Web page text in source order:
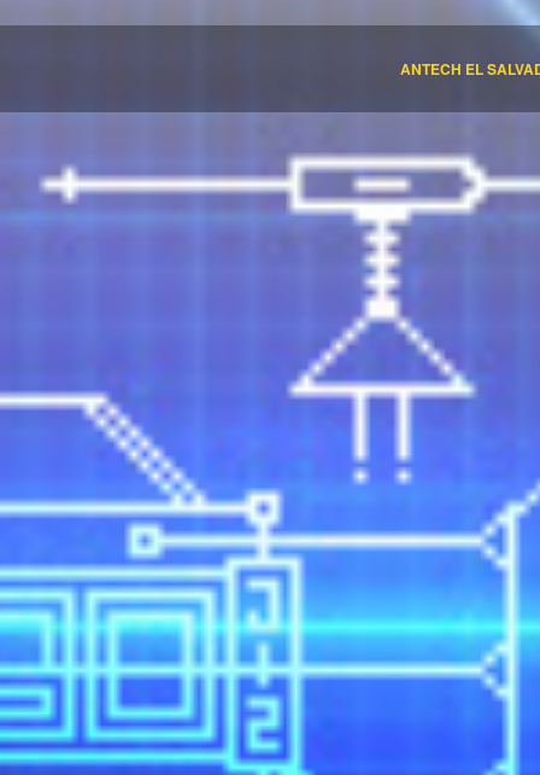
ANTECH EL